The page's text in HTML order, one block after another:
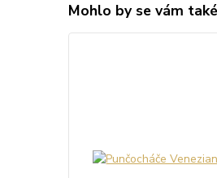
Mohlo by se vám